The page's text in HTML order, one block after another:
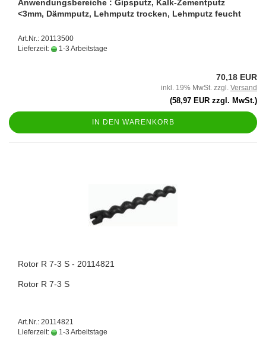
Anwendungsbereiche : Gipsputz, Kalk-Zementputz
<3mm, Dämmputz, Lehmputz trocken, Lehmputz feucht
Art.Nr.: 20113500
Lieferzeit:
1-3 Arbeitstage
70,18 EUR
(58,97 EUR zzgl. MwSt.)
inkl. 19% MwSt. zzgl. Versand
IN DEN WARENKORB
Rotor R 7-3 S - 20114821
Rotor R 7-3 S
Art.Nr.: 20114821
Lieferzeit:
1-3 Arbeitstage